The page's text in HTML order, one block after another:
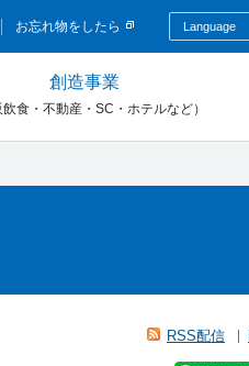
お忘れ物をしたら Language
創造事業
飲食・不動産・SC・ホテルなど）
RSS配信